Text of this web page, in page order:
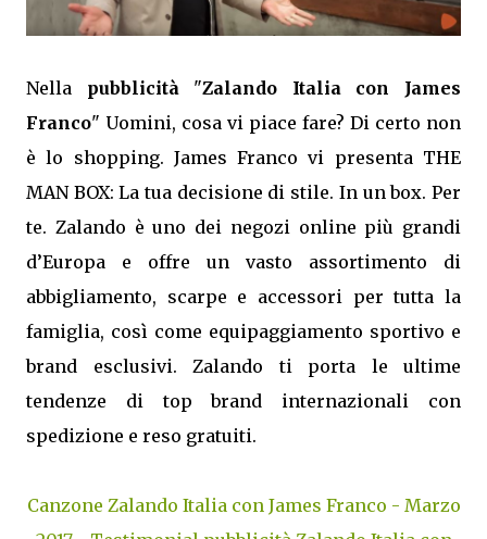
Nella pubblicità "Zalando Italia con James
Franco" Uomini, cosa vi piace fare? Di certo non
è lo shopping. James Franco vi presenta THE
MAN BOX: La tua decisione di stile. In un box. Per
te. Zalando è uno dei negozi online più grandi
d’Europa e offre un vasto assortimento di
abbigliamento, scarpe e accessori per tutta la
famiglia, così come equipaggiamento sportivo e
brand esclusivi. Zalando ti porta le ultime
tendenze di top brand internazionali con
spedizione e reso gratuiti.
Canzone Zalando Italia con James Franco - Marzo